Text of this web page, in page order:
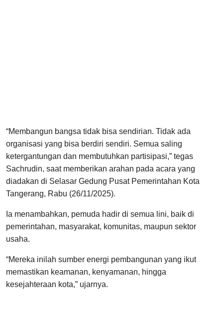
“Membangun bangsa tidak bisa sendirian. Tidak ada
organisasi yang bisa berdiri sendiri. Semua saling
ketergantungan dan membutuhkan partisipasi,” tegas
Sachrudin, saat memberikan arahan pada acara yang
diadakan di Selasar Gedung Pusat Pemerintahan Kota
Tangerang, Rabu (26/11/2025).
Ia menambahkan, pemuda hadir di semua lini, baik di
pemerintahan, masyarakat, komunitas, maupun sektor
usaha.
“Mereka inilah sumber energi pembangunan yang ikut
memastikan keamanan, kenyamanan, hingga
kesejahteraan kota,” ujarnya.